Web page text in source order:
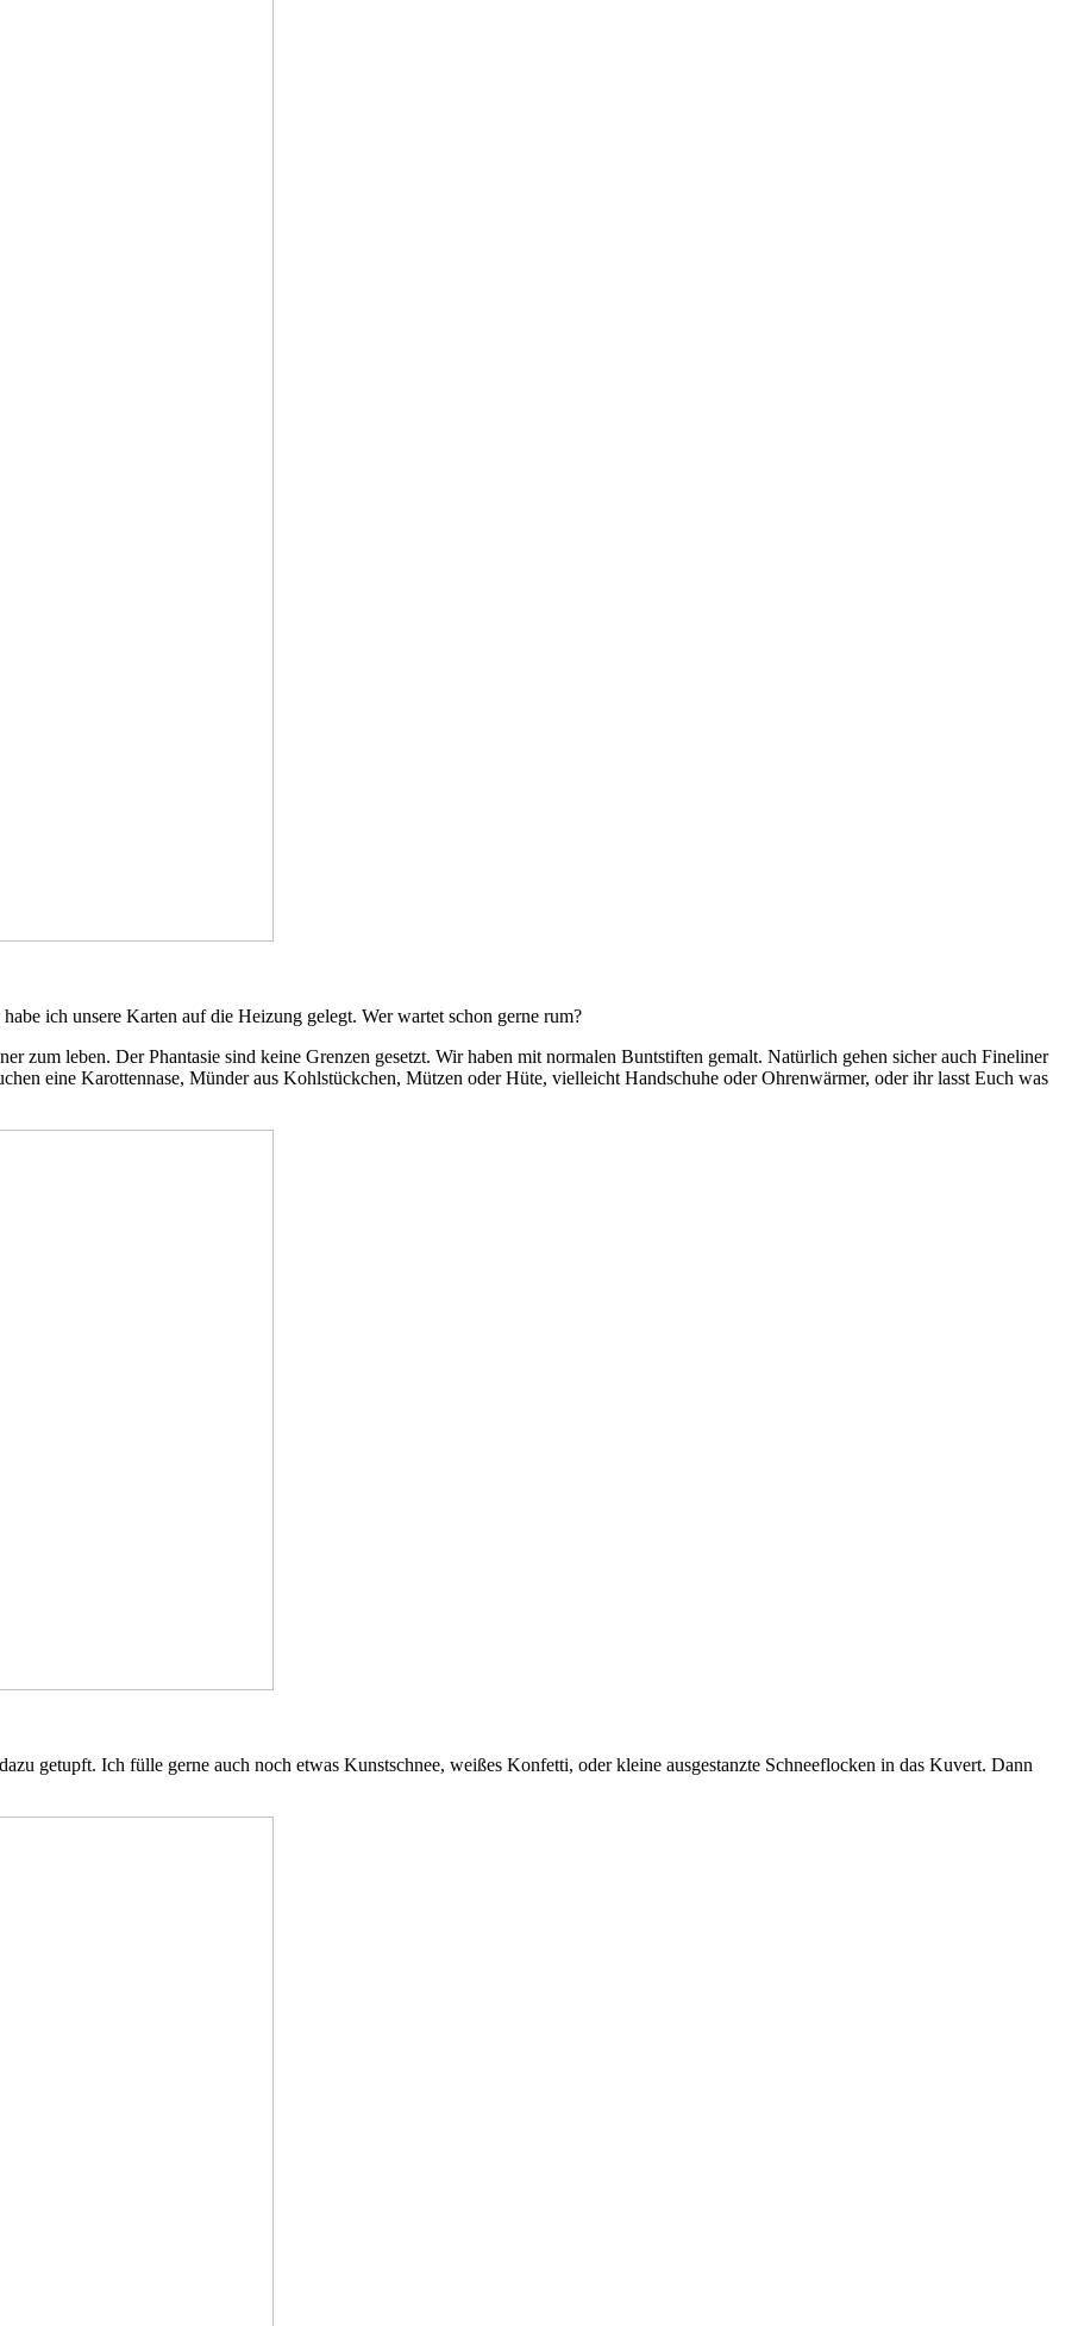
ich unsere Karten auf die Heizung gelegt. Wer wartet schon gerne rum?
zum leben. Der Phantasie sind keine Grenzen gesetzt. Wir haben mit normalen Buntstiften gemalt. Natürlich gehen sicher auch Fineliner
eine Karottennase, Münder aus Kohlstückchen, Mützen oder Hüte, vielleicht Handschuhe oder Ohrenwärmer, oder ihr lasst Euch was
getupft. Ich fülle gerne auch noch etwas Kunstschnee, weißes Konfetti, oder kleine ausgestanzte Schneeflocken in das Kuvert. Dann